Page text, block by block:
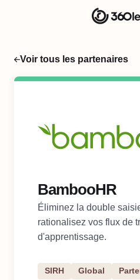
Voir tous les partenaires
BambooHR
Éliminez la double
rationalisez vos flux de
d'apprentissage.
SIRH Global